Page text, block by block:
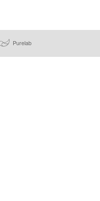
Purelab